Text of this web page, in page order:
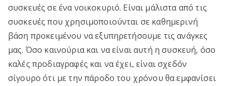
οι
πιο
γνωστές
βλάβες
πλυντηρίων;
συσκευές σε ένα νοικοκυριό. Είναι μάλιστα από τις
συσκευές που χρησιμοποιούνται σε καθημερινή
βάση προκειμένου να εξυπηρετήσουμε τις ανάγκες
μας. Όσο καινούρια και να είναι αυτή η συσκευή, όσο
καλές προδιαγραφές και να έχει, είναι σχεδόν
σίγουρο ότι με την πάροδο του χρόνου θα εμφανίσει